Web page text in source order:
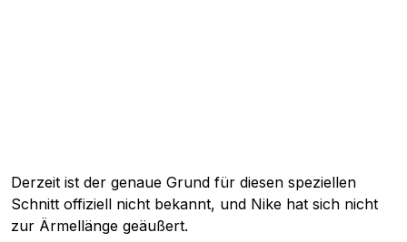
Derzeit ist der genaue Grund für diesen speziellen
Schnitt offiziell nicht bekannt, und Nike hat sich nicht
zur Ärmellänge geäußert.